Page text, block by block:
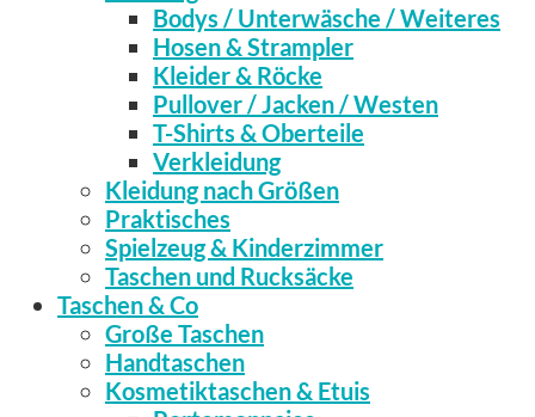
Bodys / Unterwäsche / Weiteres
Hosen & Strampler
Kleider & Röcke
Pullover / Jacken / Westen
T-Shirts & Oberteile
Verkleidung
Kleidung nach Größen
Praktisches
Spielzeug & Kinderzimmer
Taschen und Rucksäcke
Taschen & Co
Große Taschen
Handtaschen
Kosmetiktaschen & Etuis